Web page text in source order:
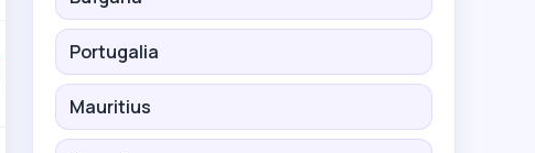
Portugalia
Mauritius